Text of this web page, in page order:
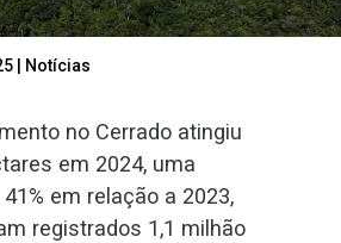
| Notícias
no Cerrado atingiu
em 2024, uma
em relação a 2023,
registrados 1,1 milhão